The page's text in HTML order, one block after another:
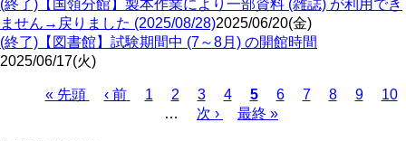
(終了)【国領分館】製本作業により一部資料 (雑誌) が利用でき
ません→戻りました (2025/08/28)2025/06/20(金)
(終了)【図書館】試験期間中 (7～8月) の開館時間
2025/06/17(火)
先
« 先頭
前
‹ 前 Page
1 Page
2 Page
3 Page
4
カ
レ
5 Page
6 Page
7 Page
8 Page
9
10
…
次
次 ›
最
最終 »